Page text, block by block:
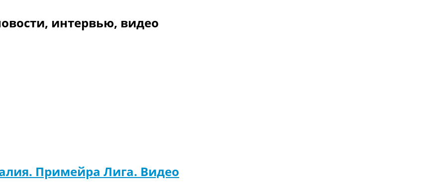
интервью, видео
Примейра Лига. Видео